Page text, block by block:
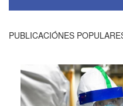
PUBLICACIÓNES